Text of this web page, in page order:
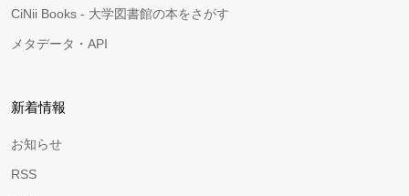
CiNii Books - 大学図書館の本をさがす
メタデータ・API
新着情報
お知らせ
RSS